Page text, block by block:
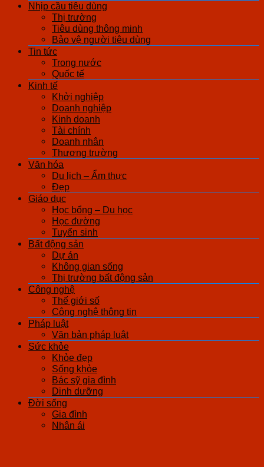
Nhịp cầu tiêu dùng
Thị trường
Tiêu dùng thông minh
Bảo vệ người tiêu dùng
Tin tức
Trong nước
Quốc tế
Kinh tế
Khởi nghiệp
Doanh nghiệp
Kinh doanh
Tài chính
Doanh nhân
Thương trường
Văn hóa
Du lịch – Ẩm thực
Đẹp
Giáo dục
Học bổng – Du học
Học đường
Tuyển sinh
Bất động sản
Dự án
Không gian sống
Thị trường bất động sản
Công nghệ
Thế giới số
Công nghệ thông tin
Pháp luật
Văn bản pháp luật
Sức khỏe
Khỏe đẹp
Sống khỏe
Bác sỹ gia đình
Dinh dưỡng
Đời sống
Gia đình
Nhân ái